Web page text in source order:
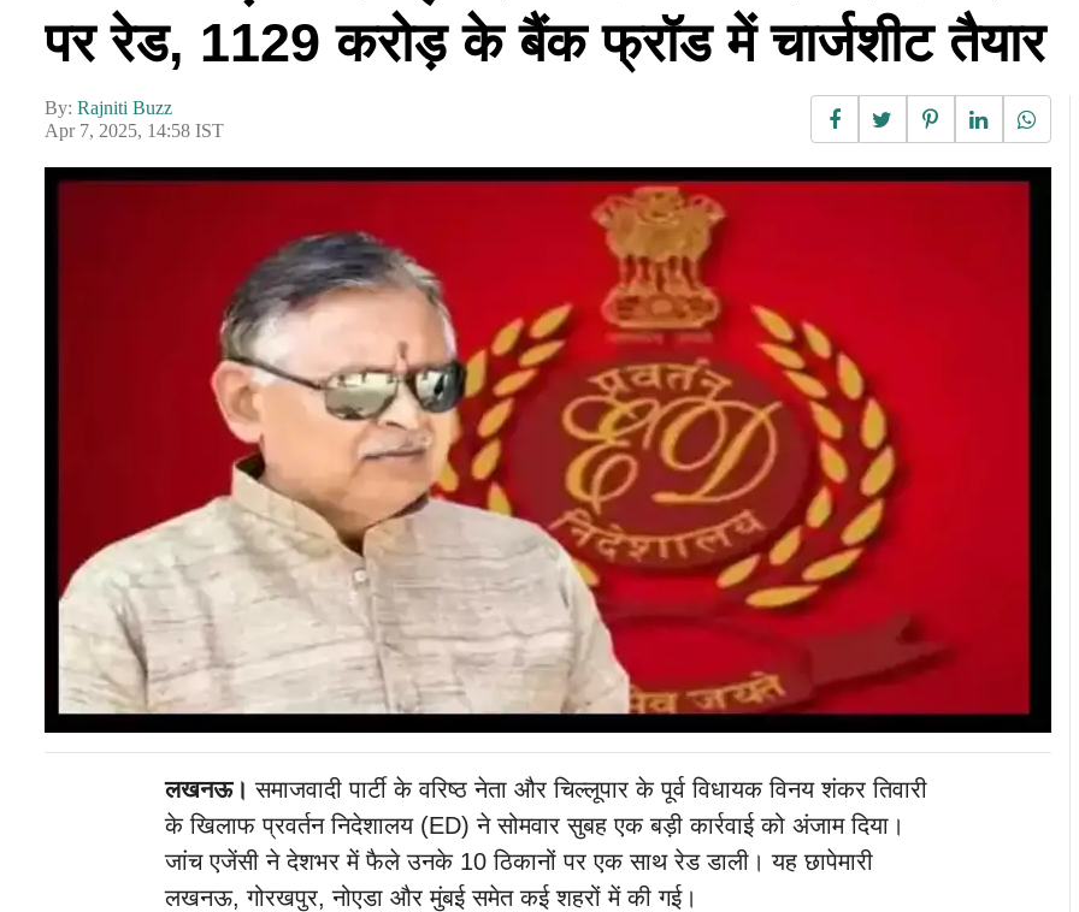
पर रेड, 1129 करोड़ के बैंक फ्रॉड में चार्जशीट तैयार
By: Rajniti Buzz
Apr 7, 2025, 14:58 IST
लखनऊ। समाजवादी पार्टी के वरिष्ठ नेता और चिल्लूपार के पूर्व विधायक विनय शंकर तिवारी
के खिलाफ प्रवर्तन निदेशालय (ED) ने सोमवार सुबह एक बड़ी कार्रवाई को अंजाम दिया।
जांच एजेंसी ने देशभर में फैले उनके 10 ठिकानों पर एक साथ रेड डाली। यह छापेमारी
लखनऊ, गोरखपुर, नोएडा और मुंबई समेत कई शहरों में की गई।